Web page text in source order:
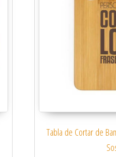
Tabla de Cortar de